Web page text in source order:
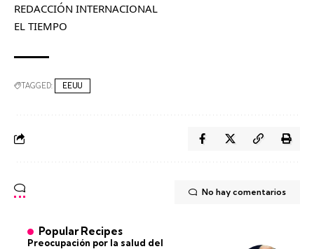
REDACCIÓN INTERNACIONAL
EL TIEMPO
TAGGED: EEUU
No hay comentarios
Popular Recipes
Preocupación por la salud del